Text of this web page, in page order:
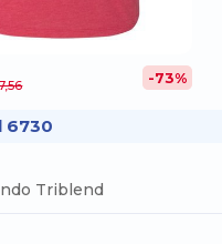
-73%
6730
Triblend